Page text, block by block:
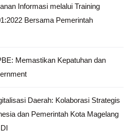
Informasi melalui Training
Bersama Pemerintah
Memastikan Kepatuhan dan
Daerah: Kolaborasi Strategis
dan Pemerintah Kota Magelang